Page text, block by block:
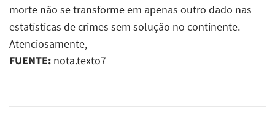
morte não se transforme em apenas outro dado nas
estatísticas de crimes sem solução no continente.
Atenciosamente,
FUENTE: nota.texto7